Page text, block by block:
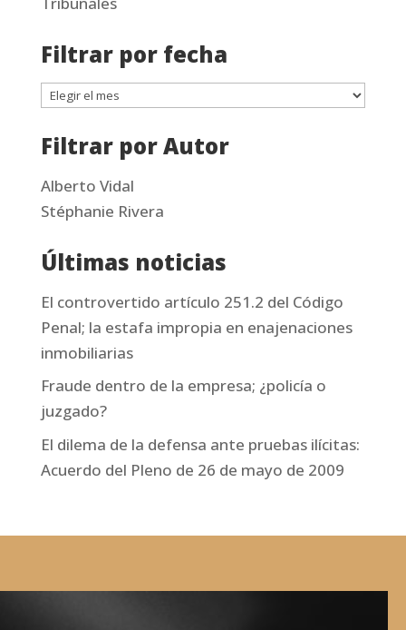
Filtrar por fecha
Filtrar
fecha
Filtrar por Autor
Alberto Vidal
Stéphanie Rivera
Últimas noticias
El controvertido artículo 251.2 del Código
Penal; la estafa impropia en enajenaciones
inmobiliarias
Fraude dentro de la empresa; ¿policía o
juzgado?
El dilema de la defensa ante pruebas ilícitas:
Acuerdo del Pleno de 26 de mayo de 2009